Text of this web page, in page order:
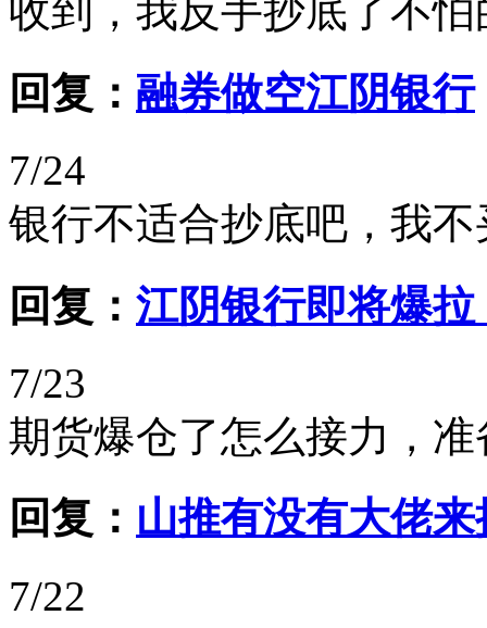
收到，我反手抄底了不怕
回复： 融券做空江阴银行
7/24
银行不适合抄底吧，我不
回复： 江阴银行即将爆
7/23
期货爆仓了怎么接力，
回复： 山推有没有大佬
7/22